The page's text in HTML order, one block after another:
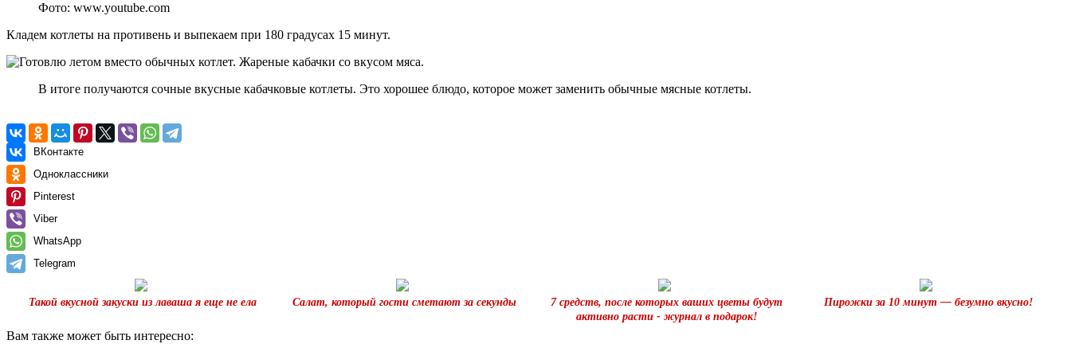
Фото: www.youtube.com
Кладем котлеты на противень и выпекаем при 180 градусах 15 минут.
В итоге получаются сочные вкусные кабачковые котлеты. Это хорошее блюдо, которое может заменить обычные мясные котлеты.
ВКонтакте
Одноклассники
Pinterest
Viber
WhatsApp
Telegram
Такой вкусной закуски из лаваша я еще не ела Салат, который гости сметают за секунды
7 средств, после которых ваших цветы будут
активно расти - журнал в подарок!
Пирожки за 10 минут — безумно вкусно!
Вам также может быть интересно: